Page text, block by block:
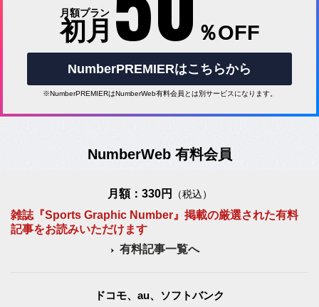
月額プラン
初月 ％OFF
NumberPREMIERはこちらから
※NumberPREMIERはNumberWeb有料会員とは別サービスになります。
NumberWeb 有料会員
月額：330円 （税込）
雑誌『Sports Graphic Number』掲載の厳選された有料
記事をお読みいただけます
有料記事一覧へ
ドコモ、au、ソフトバンク